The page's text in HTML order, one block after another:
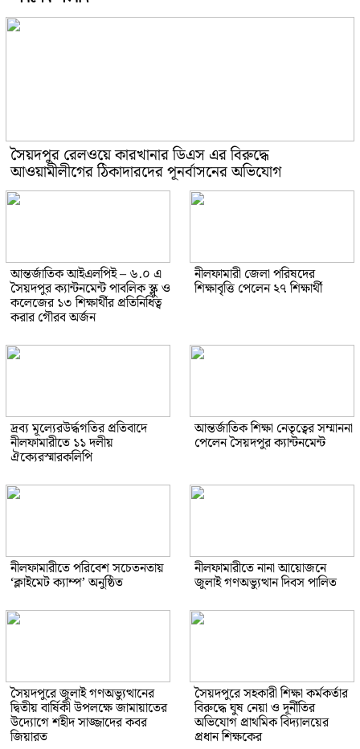
সৈয়দপুর রেলওয়ে কারখানার ডিএস এর বিরুদ্ধে
আওয়ামীলীগের ঠিকাদারদের পূনর্বাসনের অভিযোগ
আন্তর্জাতিক আইএলপিই – ৬.০ এ
সৈয়দপুর ক্যান্টনমেন্ট পাবলিক স্ক্লু ও
কলেজের ১৩ শিক্ষার্থীর প্রতিনিধিত্ব
করার গৌরব অর্জন
নীলফামারী জেলা পরিষদের
শিক্ষাবৃত্তি পেলেন ২৭ শিক্ষার্থী
দ্রব্য মূল্যেরউর্দ্ধগতির প্রতিবাদে
নীলফামারীতে ১১ দলীয়
ঐক্যেরস্মারকলিপি
আন্তর্জাতিক শিক্ষা নেতৃত্বের সম্মাননা
পেলেন সৈয়দপুর ক্যান্টনমেন্ট
নীলফামারীতে পরিবেশ সচেতনতায়
‘ক্লাইমেট ক্যাম্প’ অনুষ্ঠিত
নীলফামারীতে নানা আয়োজনে
জুলাই গণঅভ্যুত্থান দিবস পালিত
সৈয়দপুরে জুলাই গণঅভ্যুত্থানের
দ্বিতীয় বার্ষিকী উপলক্ষে জামায়াতের
উদ্যোগে শহীদ সাজ্জাদের কবর
জিয়ারত
সৈয়দপুরে সহকারী শিক্ষা কর্মকর্তার
বিরুদ্ধে ঘুষ নেয়া ও দূর্নীতির
অভিযোগ প্রাথমিক বিদ্যালয়ের
প্রধান শিক্ষকের